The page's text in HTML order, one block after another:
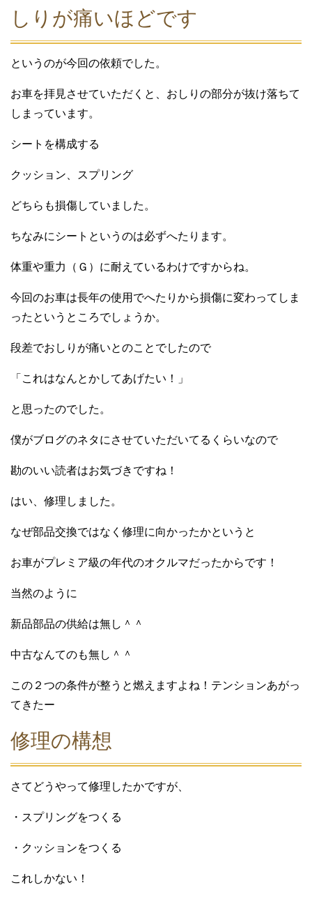
しりが痛いほどです
というのが今回の依頼でした。
お車を拝見させていただくと、おしりの部分が抜け落ちて
しまっています。
シートを構成する
クッション、スプリング
どちらも損傷していました。
ちなみにシートというのは必ずへたります。
体重や重力（Ｇ）に耐えているわけですからね。
今回のお車は長年の使用でへたりから損傷に変わってしま
ったというところでしょうか。
段差でおしりが痛いとのことでしたので
「これはなんとかしてあげたい！」
と思ったのでした。
僕がブログのネタにさせていただいてるくらいなので
勘のいい読者はお気づきですね！
はい、修理しました。
なぜ部品交換ではなく修理に向かったかというと
お車がプレミア級の年代のオクルマだったからです！
当然のように
新品部品の供給は無し＾＾
中古なんてのも無し＾＾
この２つの条件が整うと燃えますよね！テンションあがっ
てきたー
修理の構想
さてどうやって修理したかですが、
・スプリングをつくる
・クッションをつくる
これしかない！